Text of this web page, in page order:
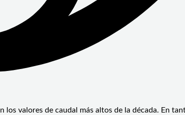
valores de caudal más altos de la década. En